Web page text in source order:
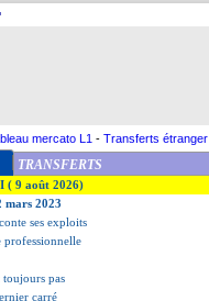
mercato L1 - Transferts étranger
TRANSFERTS
( 9 août 2026)
mars 2023
ses exploits
professionnelle
pas
carré